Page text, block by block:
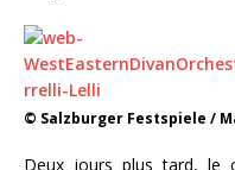
© Salzburger Festspiele /
Deux jours plus tard, le